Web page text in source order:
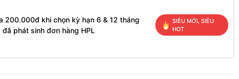
200.000đ khi chọn kỳ hạn 6 & 12 tháng
phát sinh đơn hàng HPL
SIÊU MỚI, SIÊU
HOT